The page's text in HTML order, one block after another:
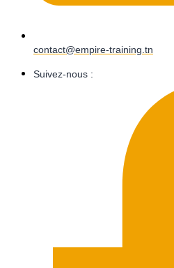
contact@empire-training.tn
Suivez-nous :